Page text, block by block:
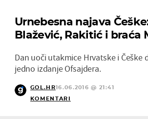
Urnebesna najava
Blažević, Rakitić i braća
Dan uoči utakmice Hrvatske i Češke
jedno izdanje Ofsajdera.
GOL.HR16.06.2016 @ 21:41
KOMENTARI